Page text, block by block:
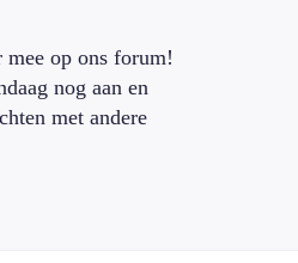
mee op ons forum!
nog aan en
met andere